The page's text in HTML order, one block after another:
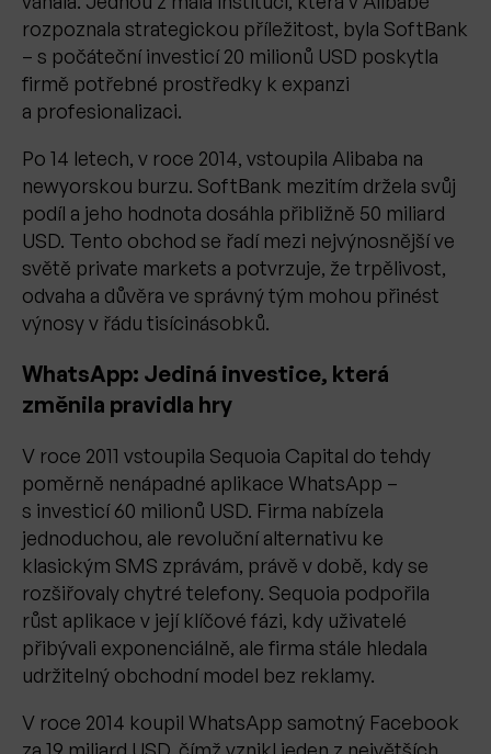
rozpoznala strategickou příležitost, byla SoftBank
– s počáteční investicí 20 milionů USD poskytla
firmě potřebné prostředky k expanzi
a profesionalizaci.
Po 14 letech, v roce 2014, vstoupila Alibaba na
newyorskou burzu. SoftBank mezitím držela svůj
podíl a jeho hodnota dosáhla přibližně 50 miliard
USD. Tento obchod se řadí mezi nejvýnosnější ve
světě private markets a potvrzuje, že trpělivost,
odvaha a důvěra ve správný tým mohou přinést
výnosy v řádu tisícinásobků.
WhatsApp: Jediná investice, která
změnila pravidla hry
V roce 2011 vstoupila Sequoia Capital do tehdy
poměrně nenápadné aplikace WhatsApp –
s investicí 60 milionů USD. Firma nabízela
jednoduchou, ale revoluční alternativu ke
klasickým SMS zprávám, právě v době, kdy se
rozšiřovaly chytré telefony. Sequoia podpořila
růst aplikace v její klíčové fázi, kdy uživatelé
přibývali exponenciálně, ale firma stále hledala
udržitelný obchodní model bez reklamy.
V roce 2014 koupil WhatsApp samotný Facebook